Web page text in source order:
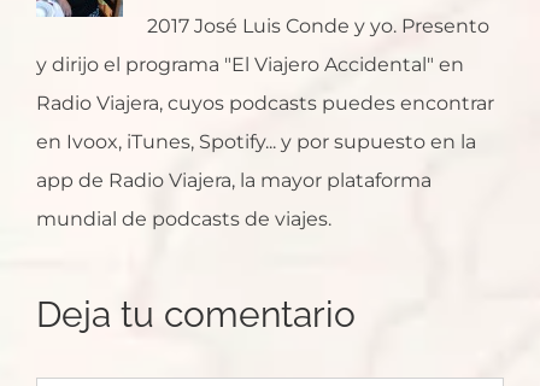
2017 José Luis Conde y yo. Presento
y dirijo el programa "El Viajero Accidental" en
Radio Viajera, cuyos podcasts puedes encontrar
en Ivoox, iTunes, Spotify... y por supuesto en la
app de Radio Viajera, la mayor plataforma
mundial de podcasts de viajes.
Deja tu comentario